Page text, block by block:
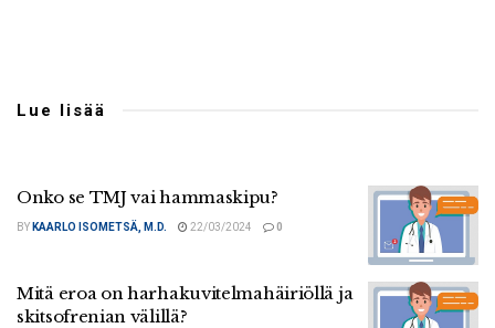
Lue lisää
Onko se TMJ vai hammaskipu?
BY KAARLO ISOMETSÄ, M.D. 22/03/2024 0
Mitä eroa on harhakuvitelmahäiriöllä ja
skitsofrenian välillä?